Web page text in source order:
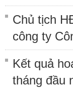
Chủ tịch
công ty
Kết quả
tháng đầu